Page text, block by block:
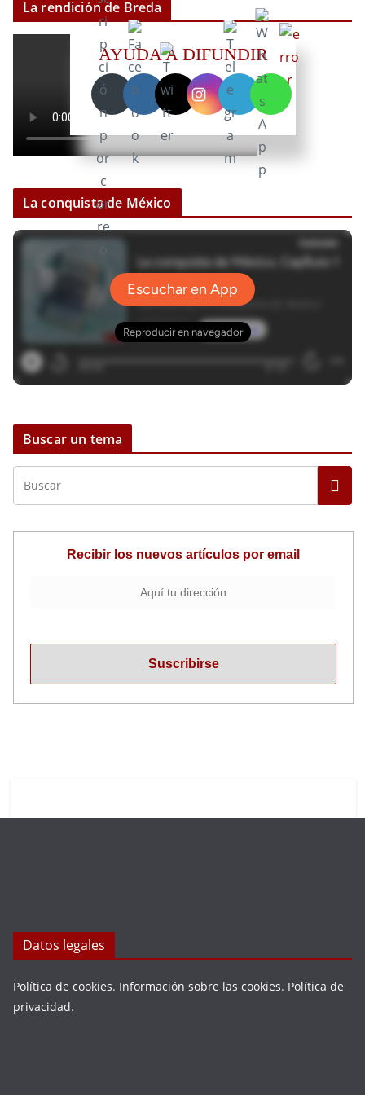
La rendición de Breda
La conquista de México
Buscar un tema
Recibir los nuevos artículos por email
Datos legales
Política de cookies. Información sobre las cookies. Política de
privacidad.
AYUDA A DIFUNDIR